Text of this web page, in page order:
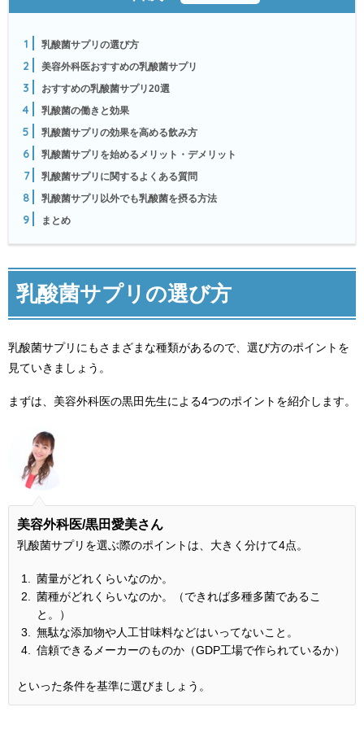
1 乳酸菌サプリの選び方
2 美容外科医おすすめの乳酸菌サプリ
3 おすすめの乳酸菌サプリ20選
4 乳酸菌の働きと効果
5 乳酸菌サプリの効果を高める飲み方
6 乳酸菌サプリを始めるメリット・デメリット
7 乳酸菌サプリに関するよくある質問
8 乳酸菌サプリ以外でも乳酸菌を摂る方法
9 まとめ
乳酸菌サプリの選び方
乳酸菌サプリにもさまざまな種類があるので、選び方のポイントを
見ていきましょう。
まずは、美容外科医の黒田先生による4つのポイントを紹介します。
美容外科医/黒田愛美さん
乳酸菌サプリを選ぶ際のポイントは、大きく分けて4点。
菌量がどれくらいなのか。
菌種がどれくらいなのか。（できれば多種多菌であるこ
と。）
無駄な添加物や人工甘味料などはいってないこと。
信頼できるメーカーのものか（GDP工場で作られているか）
といった条件を基準に選びましょう。